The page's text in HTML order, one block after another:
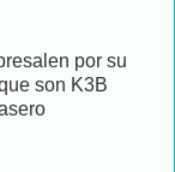
por su
son K3B